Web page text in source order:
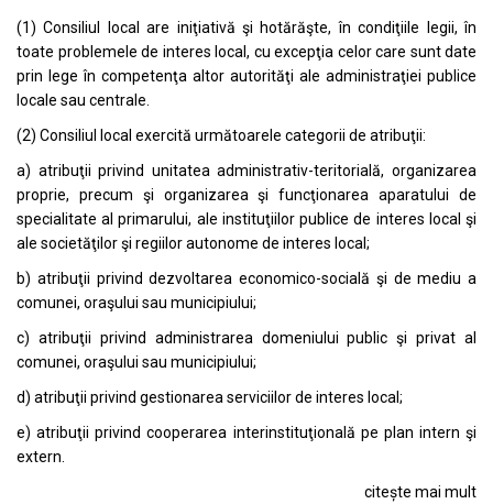
(1) Consiliul local are iniţiativă şi hotărăşte, în condiţiile legii, în
toate problemele de interes local, cu excepţia celor care sunt date
prin lege în competenţa altor autorităţi ale administraţiei publice
locale sau centrale.
(2) Consiliul local exercită următoarele categorii de atribuţii:
a) atribuţii privind unitatea administrativ-teritorială, organizarea
proprie, precum şi organizarea şi funcţionarea aparatului de
specialitate al primarului, ale instituţiilor publice de interes local şi
ale societăţilor şi regiilor autonome de interes local;
b) atribuţii privind dezvoltarea economico-socială şi de mediu a
comunei, oraşului sau municipiului;
c) atribuţii privind administrarea domeniului public şi privat al
comunei, oraşului sau municipiului;
d) atribuţii privind gestionarea serviciilor de interes local;
e) atribuţii privind cooperarea interinstituţională pe plan intern şi
extern.
citește mai mult